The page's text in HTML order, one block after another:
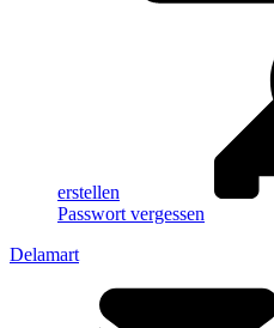
erstellen
Passwort vergessen
Delamart